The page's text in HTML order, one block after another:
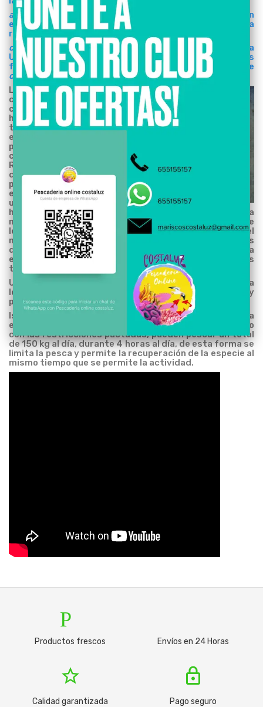
almeja chirla(La Línea, Caleta de Vélez), creación
espontánea de los informantes para asegurar una
respuesta correcta,
chirla italiana (Cádiz, Puerto Real) italiana
(Punta
Umbría), dado que los informantes saben que es
frecuente en los mercados la presencia abundante de
chirlasprocedentes de Italia.
La pesca de la
chirla se realiza
con dragas
hidráulicas, y la
técnica
empleada de
pesca es
conocida como
RISHIO, trata
de soltar por
proa de la
embarcación
una plancha de
hierro, donde a velocidad reducida se arrastra con la
marcha atrás. Una vez escribado parte del fondo se
levantan o viran de esta manera se consigue subir el
marisco a bordo, una vez abordo los marineros a través
de unas zarandas automáticas que posee la
embarcación escriba el marisco para seleccionar las
tallas deseadas.
Una vez llegados a puerto, el marisco es entregado a la
lonja de Isla Cristina, para su vuelta a escriba y
posterior envasado, etiquetado y venta en la subasta.
Isla Cristina cuenta con unos 15/20 barcos dedicados a
esta actividad, que salen a faenar cada día cumpliendo
con las restricciones pactadas, pueden pescar un total
de 150 kg al día, durante 4 horas al día, de esta forma se
limita la pesca y permite la recuperación de la especie al
mismo tiempo que se permite la actividad.
Productos frescos Envíos en 24 Horas
star_border
Calidad garantizada
lock
Pago seguro